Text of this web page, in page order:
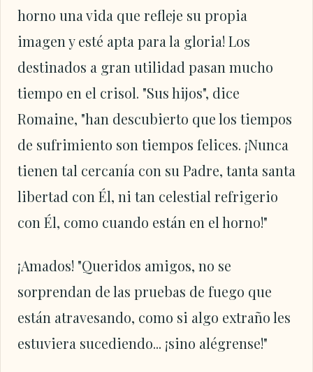
horno una vida que refleje su propia
imagen y esté apta para la gloria! Los
destinados a gran utilidad pasan mucho
tiempo en el crisol. "Sus hijos", dice
Romaine, "han descubierto que los tiempos
de sufrimiento son tiempos felices. ¡Nunca
tienen tal cercanía con su Padre, tanta santa
libertad con Él, ni tan celestial refrigerio
con Él, como cuando están en el horno!"
¡Amados! "Queridos amigos, no se
sorprendan de las pruebas de fuego que
están atravesando, como si algo extraño les
estuviera sucediendo... ¡sino alégrense!"